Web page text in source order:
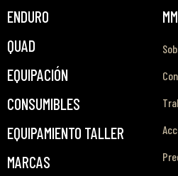
ENDURO
QUAD
EQUIPACIÓN
CONSUMIBLES
EQUIPAMIENTO TALLER
MARCAS